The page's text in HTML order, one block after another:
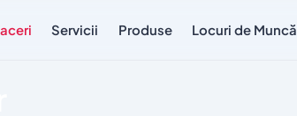
Servicii Produse Locuri de Muncă